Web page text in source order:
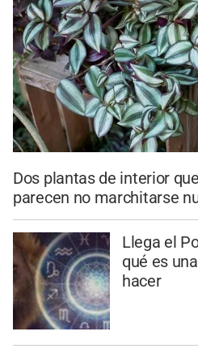
Dos plantas de interior
parecen no marchitarse
Llega el
qué es
hacer